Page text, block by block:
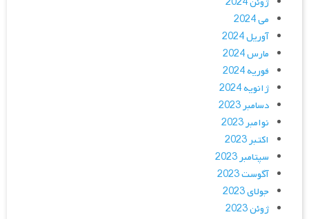
می 2024
آوریل 2024
مارس 2024
فوریه 2024
ژانویه 2024
دسامبر 2023
نوامبر 2023
اکتبر 2023
سپتامبر 2023
آگوست 2023
جولای 2023
ژوئن 2023